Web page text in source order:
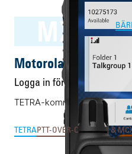
Motorola MXP7000
Logga in för pris
TETRA-kommunikation i
TETRA PTT-OVER-CELLULAR &